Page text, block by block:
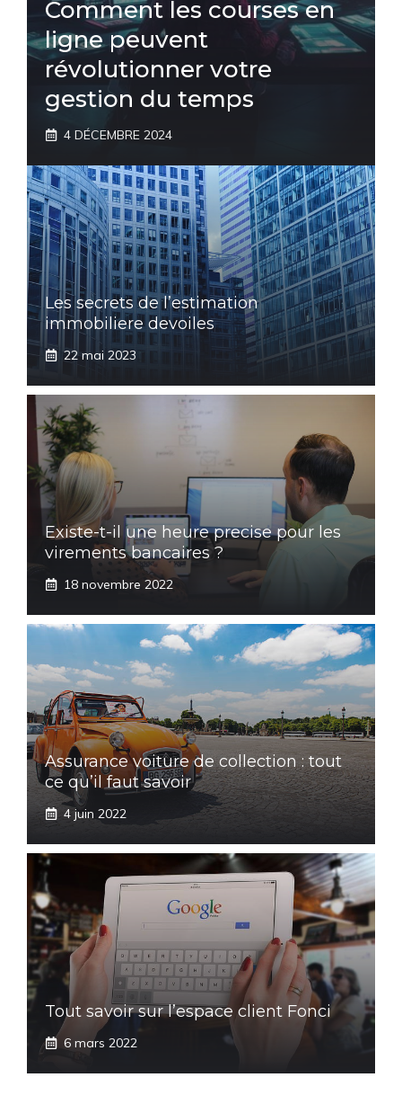
Comment les courses en
ligne peuvent
révolutionner votre
gestion du temps
4 DÉCEMBRE 2024
Les secrets de l’estimation
immobiliere devoiles
22 mai 2023
Existe-t-il une heure precise pour les
virements bancaires ?
18 novembre 2022
Assurance voiture de collection : tout
ce qu’il faut savoir
4 juin 2022
Tout savoir sur l’espace client Fonci
6 mars 2022